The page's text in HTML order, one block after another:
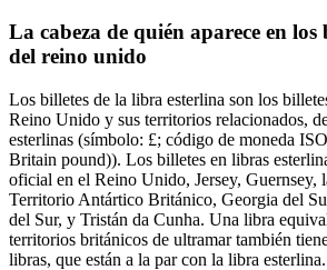
La cabeza de quién aparece en los
del reino unido
Los billetes de la libra esterlina son los
Reino Unido y sus territorios relacionados,
esterlinas (símbolo: £; código de moneda
Britain pound)). Los billetes en libras
oficial en el Reino Unido, Jersey, Guernsey,
Territorio Antártico Británico, Georgia del
del Sur, y Tristán da Cunha. Una libra
territorios británicos de ultramar también
libras, que están a la par con la libra esterlina.